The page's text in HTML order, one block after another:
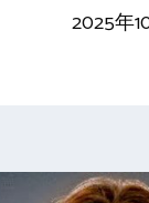
2025年